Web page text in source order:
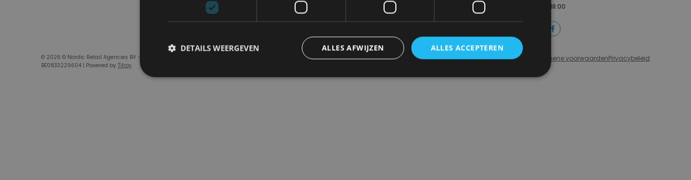
12:00 - 18:00
© 2026 © Nordic Retail Agencies BV -
BE0833229604 | Powered by Tilroy.
Bezorgd door Algemene voorwaardenPrivacybeleid
ALLES ACCEPTEREN
ALLES AFWIJZEN
DETAILS WEERGEVEN